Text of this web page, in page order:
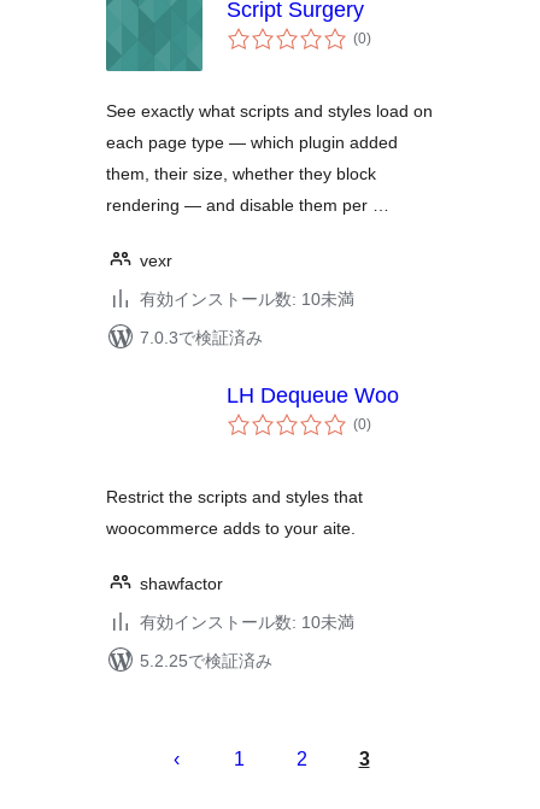
Script Surgery
(0個
の)
See exactly what scripts and styles load on
each page type — which plugin added
them, their size, whether they block
rendering — and disable them per …
vexr
有効インストール数: 10未満
7.0.3で検証済み
LH Dequeue Woo
(0個
の)
Restrict the scripts and styles that
woocommerce adds to your aite.
shawfactor
有効インストール数: 10未満
5.2.25で検証済み
1 2 3